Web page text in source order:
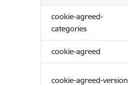
cookie-agreed-
categories
cookie-agreed
cookie-agreed-version